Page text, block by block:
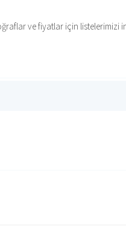
ve fiyatlar için listelerimizi